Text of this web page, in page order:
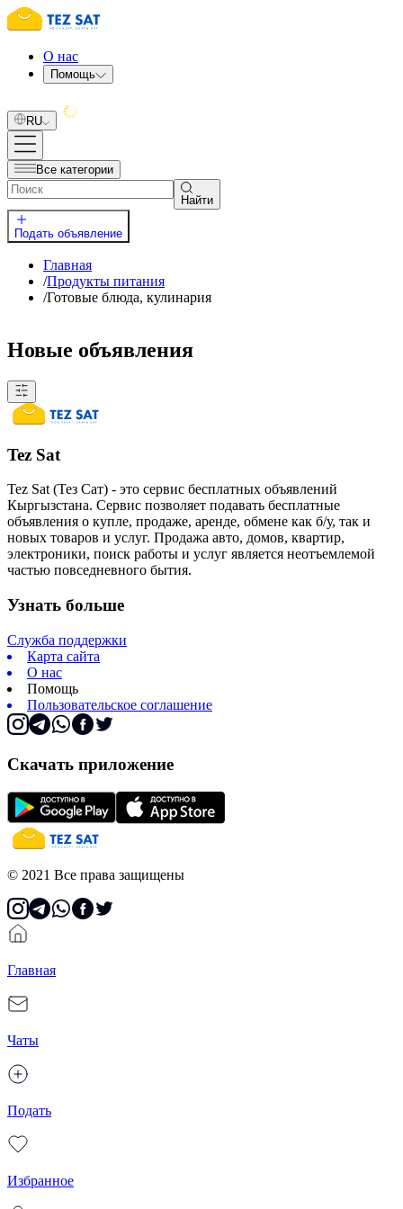
О нас
Помощь
RU
Все категории
Найти
Подать объявление
Главная
/Продукты питания
/Готовые блюда, кулинария
Новые объявления
Tez Sat
Tez Sat (Тез Сат) - это сервис бесплатных объявлений
Кыргызстана. Сервис позволяет подавать бесплатные
объявления о купле, продаже, аренде, обмене как б/у, так и
новых товаров и услуг. Продажа авто, домов, квартир,
электроники, поиск работы и услуг является неотъемлемой
частью повседневного бытия.
Узнать больше
Служба поддержки
Карта сайта
О нас
Помощь
Пользовательское соглашение
Скачать приложение
© 2021 Все права защищены
Главная
Чаты
Подать
Избранное